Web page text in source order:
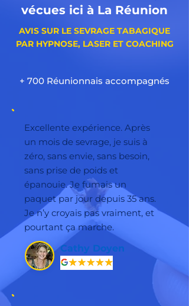
vécues ici à La Réunion
AVIS SUR LE SEVRAGE TABAGIQUE
PAR HYPNOSE, LASER ET COACHING
+ 700 Réunionnais accompagnés
Excellente expérience. Après
un mois de sevrage, je suis à
zéro, sans envie, sans besoin,
sans prise de poids et
épanouie. Je fumais un
paquet par jour depuis 35 ans.
Je n’y croyais pas vraiment, et
pourtant ça marche.
Cathy Doyen